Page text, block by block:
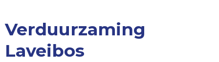
Verduurzaming
Laveibos